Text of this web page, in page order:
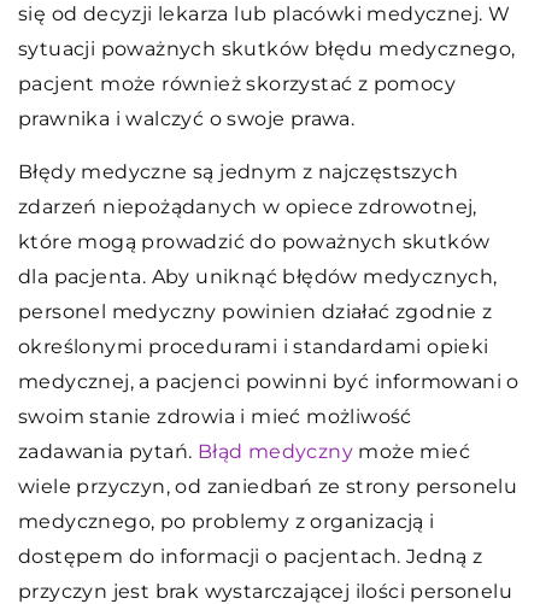
się od decyzji lekarza lub placówki medycznej. W
sytuacji poważnych skutków błędu medycznego,
pacjent może również skorzystać z pomocy
prawnika i walczyć o swoje prawa.
Błędy medyczne są jednym z najczęstszych
zdarzeń niepożądanych w opiece zdrowotnej,
które mogą prowadzić do poważnych skutków
dla pacjenta. Aby uniknąć błędów medycznych,
personel medyczny powinien działać zgodnie z
określonymi procedurami i standardami opieki
medycznej, a pacjenci powinni być informowani o
swoim stanie zdrowia i mieć możliwość
zadawania pytań. Błąd medyczny może mieć
wiele przyczyn, od zaniedbań ze strony personelu
medycznego, po problemy z organizacją i
dostępem do informacji o pacjentach. Jedną z
przyczyn jest brak wystarczającej ilości personelu